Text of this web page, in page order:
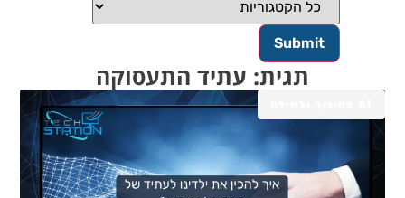
תגית: עתיד התעסוקה